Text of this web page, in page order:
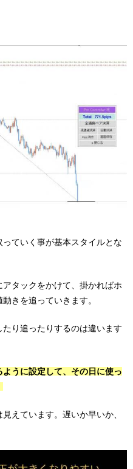
ていく事が基本スタイルとな
タックをかけて、掛かればホ
きを追っていきます。
り追ったりするのは違います
うに設定して、その日に使っ
えています。遅いか早いか、